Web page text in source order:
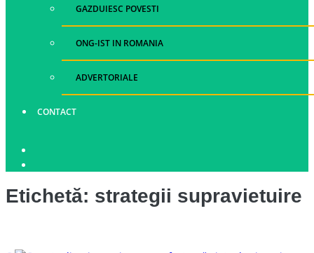
GAZDUIESC POVESTI
ONG-IST IN ROMANIA
ADVERTORIALE
CONTACT
Etichetă: strategii supravietuire